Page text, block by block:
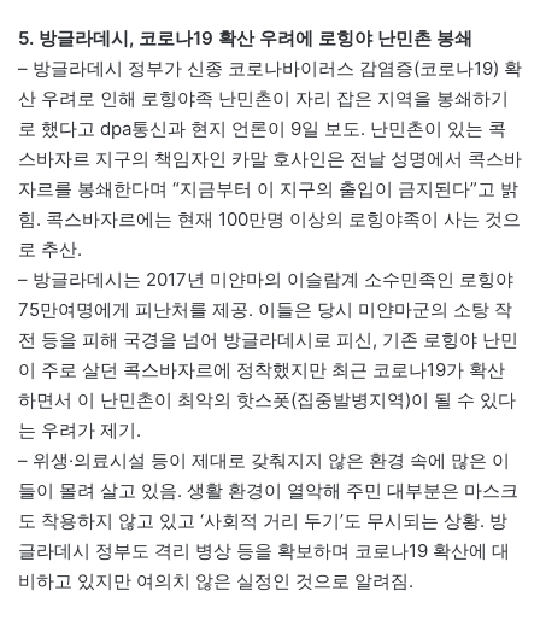
5. 방글라데시, 코로나19 확산 우려에 로힝야 난민촌 봉쇄
– 방글라데시 정부가 신종 코로나바이러스 감염증(코로나19) 확
산 우려로 인해 로힝야족 난민촌이 자리 잡은 지역을 봉쇄하기
로 했다고 dpa통신과 현지 언론이 9일 보도. 난민촌이 있는 콕
스바자르 지구의 책임자인 카말 호사인은 전날 성명에서 콕스바
자르를 봉쇄한다며 “지금부터 이 지구의 출입이 금지된다”고 밝
힘. 콕스바자르에는 현재 100만명 이상의 로힝야족이 사는 것으
로 추산.
– 방글라데시는 2017년 미얀마의 이슬람계 소수민족인 로힝야
75만여명에게 피난처를 제공. 이들은 당시 미얀마군의 소탕 작
전 등을 피해 국경을 넘어 방글라데시로 피신, 기존 로힝야 난민
이 주로 살던 콕스바자르에 정착했지만 최근 코로나19가 확산
하면서 이 난민촌이 최악의 핫스폿(집중발병지역)이 될 수 있다
는 우려가 제기.
– 위생·의료시설 등이 제대로 갖춰지지 않은 환경 속에 많은 이
들이 몰려 살고 있음. 생활 환경이 열악해 주민 대부분은 마스크
도 착용하지 않고 있고 ‘사회적 거리 두기’도 무시되는 상황. 방
글라데시 정부도 격리 병상 등을 확보하며 코로나19 확산에 대
비하고 있지만 여의치 않은 실정인 것으로 알려짐.